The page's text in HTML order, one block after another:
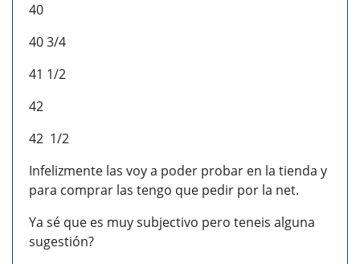
40
40 3/4
41 1/2
42
42 1/2
Infelizmente las voy a poder probar en la tienda y
para comprar las tengo que pedir por la net.
Ya sé que es muy subjectivo pero teneis alguna
sugestión?